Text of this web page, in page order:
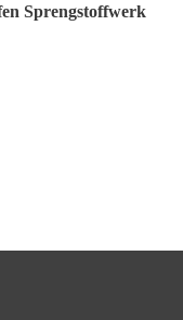
Sprengstoffwerk